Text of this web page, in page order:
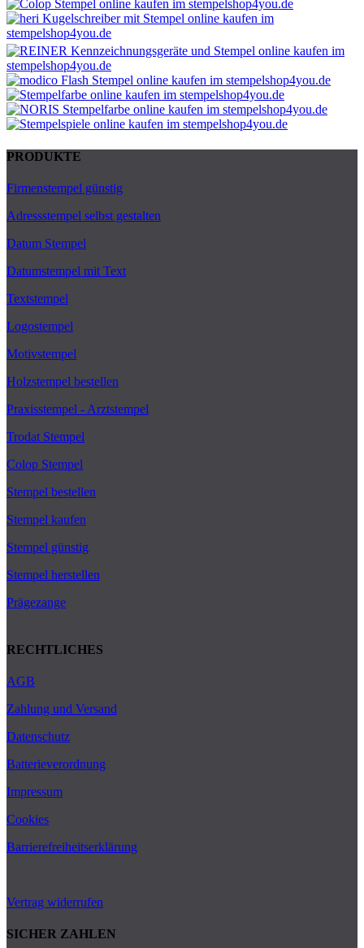
PRODUKTE
Firmenstempel günstig
Adressstempel selbst gestalten
Datum Stempel
Datumstempel mit Text
Textstempel
Logostempel
Motivstempel
Holzstempel bestellen
Praxisstempel - Arztstempel
Trodat Stempel
Colop Stempel
Stempel bestellen
Stempel kaufen
Stempel günstig
Stempel herstellen
Prägezange
RECHTLICHES
AGB
Zahlung und Versand
Datenschutz
Batterieverordnung
Impressum
Cookies
Barrierefreiheitserklärung
Vertrag widerrufen
SICHER ZAHLEN